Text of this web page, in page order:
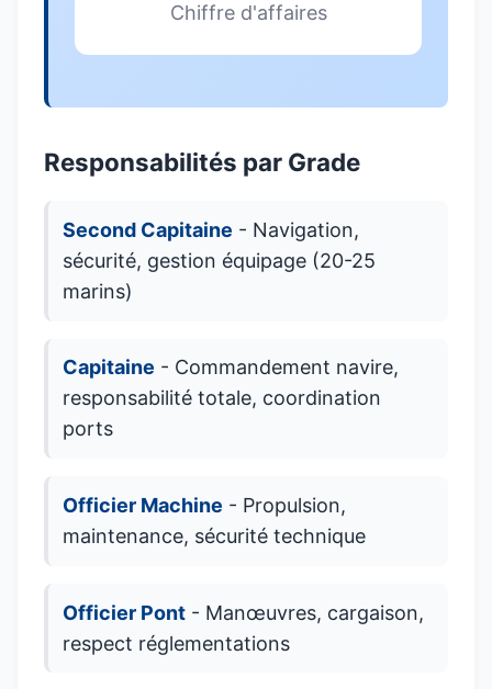
Chiffre d'affaires
Responsabilités par Grade
Second Capitaine - Navigation,
sécurité, gestion équipage (20-25
marins)
Capitaine - Commandement navire,
responsabilité totale, coordination
ports
Officier Machine - Propulsion,
maintenance, sécurité technique
Officier Pont- Manœuvres, cargaison,
respect réglementations